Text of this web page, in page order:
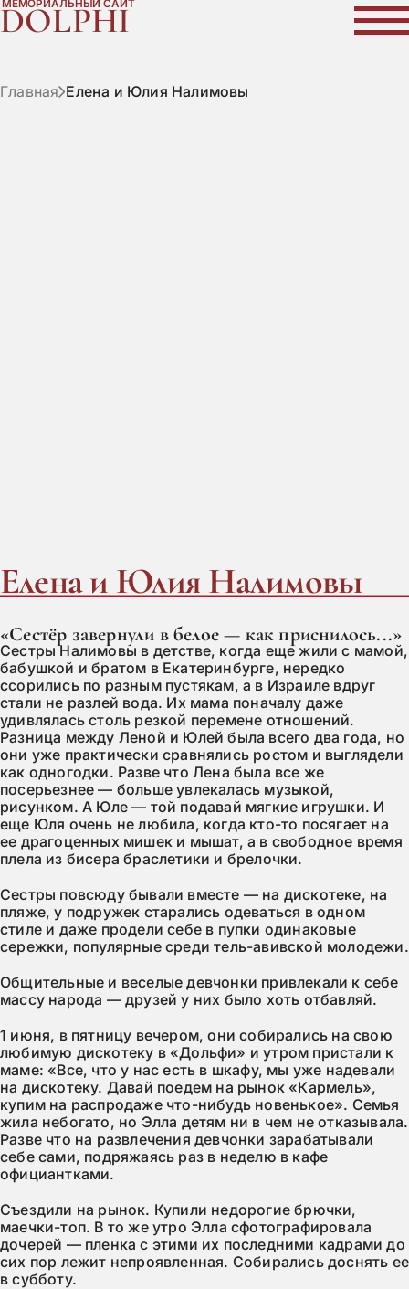
DOLPHI
МЕМОРИАЛЬНЫЙ САЙТ
Главная Елена и Юлия Налимовы
Елена и Юлия Налимовы
«Сестёр завернули в белое — как приснилось...»
Сестры Налимовы в детстве, когда еще жили с мамой,
бабушкой и братом в Екатеринбурге, нередко
ссорились по разным пустякам, а в Израиле вдруг
стали не разлей вода. Их мама поначалу даже
удивлялась столь резкой перемене отношений.
Разница между Леной и Юлей была всего два года, но
они уже практически сравнялись ростом и выглядели
как одногодки. Разве что Лена была все же
посерьезнее — больше увлекалась музыкой,
рисунком. А Юле — той подавай мягкие игрушки. И
еще Юля очень не любила, когда кто-то посягает на
ее драгоценных мишек и мышат, а в свободное время
плела из бисера браслетики и брелочки.
Сестры повсюду бывали вместе — на дискотеке, на
пляже, у подружек старались одеваться в одном
стиле и даже продели себе в пупки одинаковые
сережки, популярные среди тель-авивской молодежи.
Общительные и веселые девчонки привлекали к себе
массу народа — друзей у них было хоть отбавляй.
1 июня, в пятницу вечером, они собирались на свою
любимую дискотеку в «Дольфи» и утром пристали к
маме: «Все, что у нас есть в шкафу, мы уже надевали
на дискотеку. Давай поедем на рынок «Кармель»,
купим на распродаже что-нибудь новенькое». Семья
жила небогато, но Элла детям ни в чем не отказывала.
Разве что на развлечения девчонки зарабатывали
себе сами, подряжаясь раз в неделю в кафе
официантками.
Съездили на рынок. Купили недорогие брючки,
маечки-топ. В то же утро Элла сфотографировала
дочерей — пленка с этими их последними кадрами до
сих пор лежит непроявленная. Собирались доснять ее
в субботу.